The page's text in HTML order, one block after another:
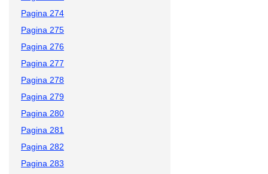
Pagina 274
Pagina 275
Pagina 276
Pagina 277
Pagina 278
Pagina 279
Pagina 280
Pagina 281
Pagina 282
Pagina 283